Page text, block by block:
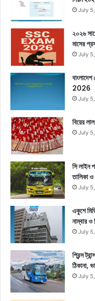
July
২০২৬
মাসের
July
2026
July
বিয়ের
July
সি লাইন
তালিকা
July
একুশে
নাম্বার ও
July
প্রিন্স
ঠিকানা,
July